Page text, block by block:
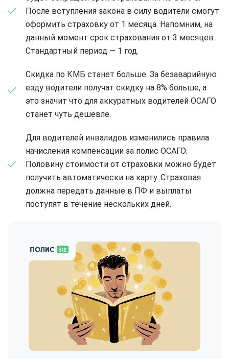
После вступления закона в силу водители смогут
оформить страховку от 1 месяца. Напомним, на
данный момент срок страхования от 3 месяцев.
Стандартный период — 1 год.
Скидка по КМБ станет больше. За безаварийную
езду водители получат скидку на 8% больше, а
это значит что для аккуратных водителей ОСАГО
станет чуть дешевле.
Для водителей инвалидов изменились правила
начисления компенсации за полис ОСАГО.
Половину стоимости от страховки можно будет
получить автоматически на карту. Страховая
должна передать данные в ПФ и выплаты
поступят в течение нескольких дней.